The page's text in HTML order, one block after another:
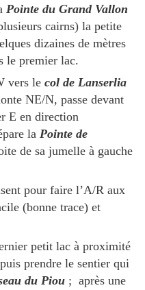
Pointe du Grand Vallon
cairns) la petite
dizaines de mètres
le premier lac.
vers le col de Lanserlia
NE/N, passe devant
E en direction
la Pointe de
de sa jumelle à gauche
pour faire l’A/R aux
(bonne trace) et
petit lac à proximité
prendre le sentier qui
du Piou ; après une